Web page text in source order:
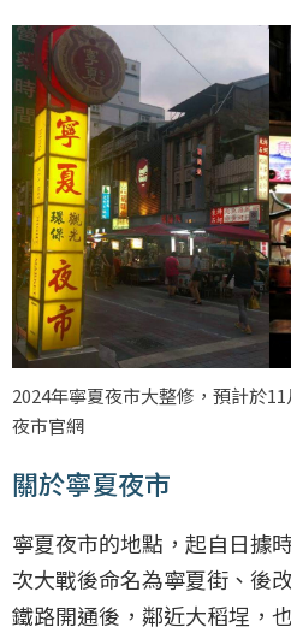
2024年寧夏夜市大整修，預計於
夜市官網
關於寧夏夜市
寧夏夜市的地點，起自日據
次大戰後命名為寧夏街、後
鐵路開通後，鄰近大稻埕，